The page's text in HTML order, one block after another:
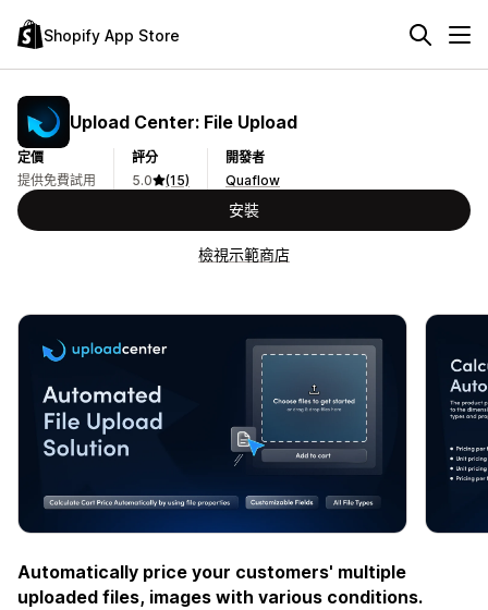
Shopify App Store
Upload Center: File Upload
定價
提供免費試用
評分
5.0
(15)
開發者
Quaflow
安裝
檢視示範商店
Automatically price your customers' multiple
uploaded files, images with various conditions.